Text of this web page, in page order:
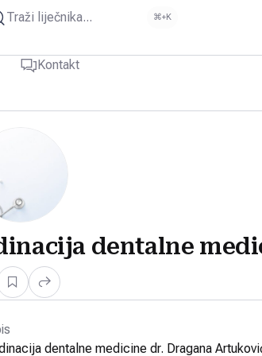
Traži liječnika... ⌘+K
Kontakt
dentalne
dentalne medicine dr. Dragana